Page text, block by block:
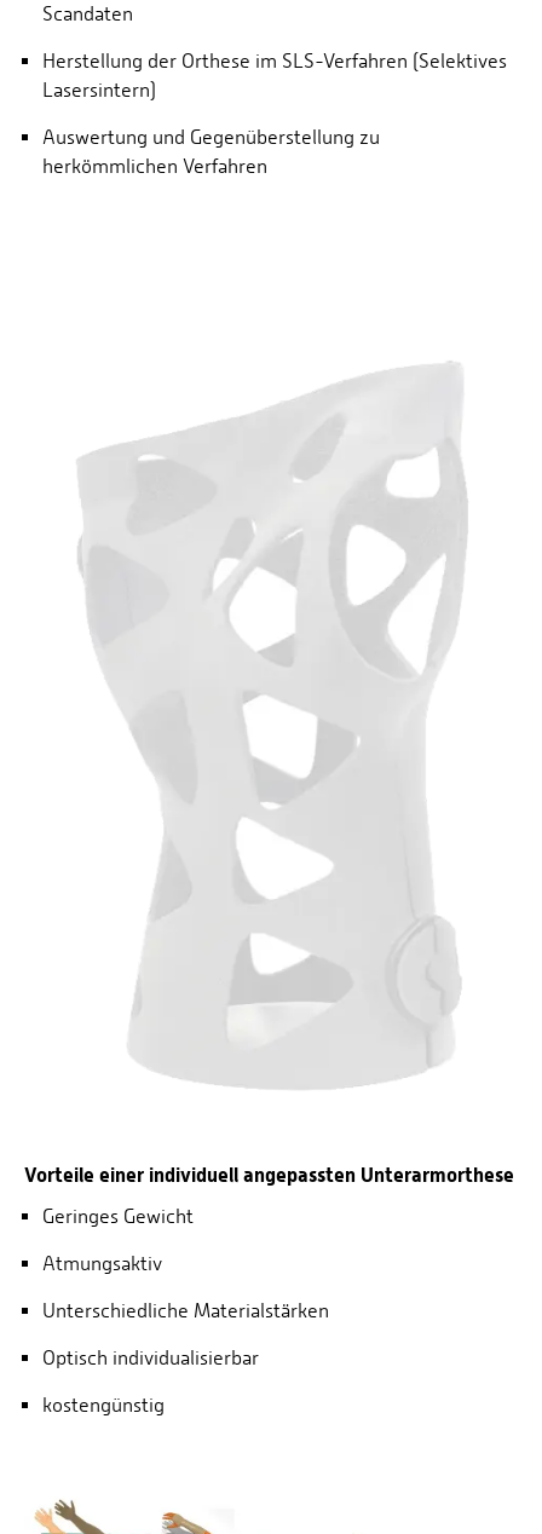
Scandaten
Herstellung der Orthese im SLS-Verfahren (Selektives
Lasersintern)
Auswertung und Gegenüberstellung zu
herkömmlichen Verfahren
Vorteile einer individuell angepassten Unterarmorthese
Geringes Gewicht
Atmungsaktiv
Unterschiedliche Materialstärken
Optisch individualisierbar
kostengünstig